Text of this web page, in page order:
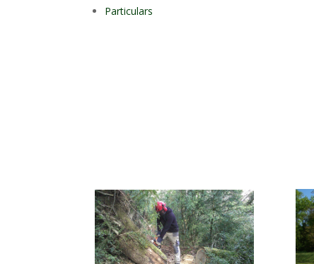
Particulars